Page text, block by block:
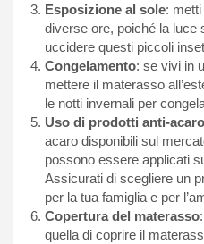
Esposizione al sole:
diverse ore, poiché la luce
uccidere questi piccoli
Congelamento: se vivi in
mettere il materasso
le notti invernali per
Uso di prodotti anti-acaro
acaro disponibili sul
possono essere applicati
Assicurati di scegliere un
per la tua famiglia e per
Copertura del materasso
quella di coprire il